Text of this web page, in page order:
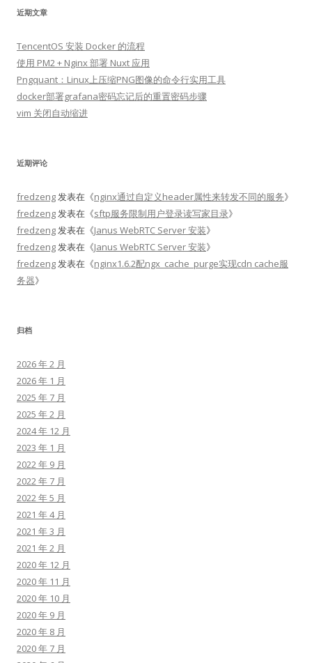
近期文章
TencentOS 安装 Docker 的流程
使用 PM2 + Nginx 部署 Nuxt 应用
Pngquant：Linux上压缩PNG图像的命令行实用工具
docker部署grafana密码忘记后的重置密码步骤
vim 关闭自动缩进
近期评论
fredzeng发表在《nginx通过自定义header属性来转发不同的服务》
fredzeng发表在《sftp服务限制用户登录读写家目录》
fredzeng发表在《Janus WebRTC Server 安装》
fredzeng发表在《Janus WebRTC Server 安装》
fredzeng发表在《nginx1.6.2配ngx_cache_purge实现cdn cache服
务器》
归档
2026 年 2 月
2026 年 1 月
2025 年 7 月
2025 年 2 月
2024 年 12 月
2023 年 1 月
2022 年 9 月
2022 年 7 月
2022 年 5 月
2021 年 4 月
2021 年 3 月
2021 年 2 月
2020 年 12 月
2020 年 11 月
2020 年 10 月
2020 年 9 月
2020 年 8 月
2020 年 7 月